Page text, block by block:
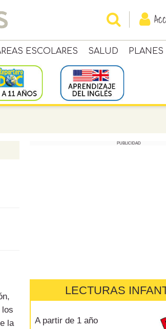
ESCOLARES SALUD PLANES
los
la
PUBLICIDAD
LECTURAS
A partir de 1 año